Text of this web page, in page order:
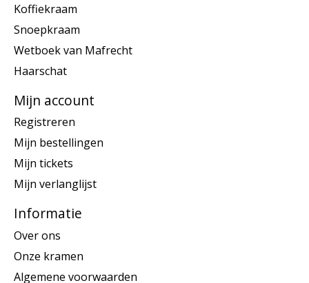
Koffiekraam
Snoepkraam
Wetboek van Mafrecht
Haarschat
Mijn account
Registreren
Mijn bestellingen
Mijn tickets
Mijn verlanglijst
Informatie
Over ons
Onze kramen
Algemene voorwaarden